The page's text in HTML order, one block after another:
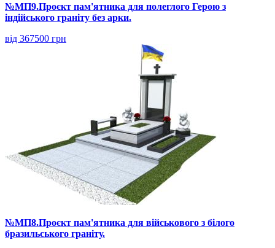
№МП9.Проєкт пам'ятника для полеглого Герою з
індійського граніту без арки.
від 367500 грн
№МП8.Проєкт пам'ятника для військового з білого
бразильського граніту.